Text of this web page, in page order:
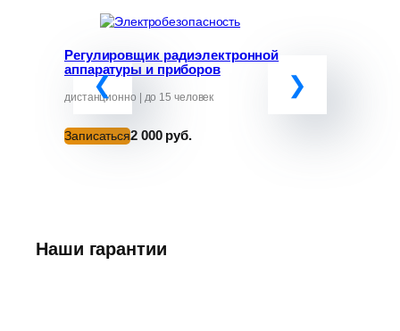
Регулировщик радиэлектронной
аппаратуры и приборов
дистанционно | до 15 человек
Записаться2 000 руб.
Наши гарантии